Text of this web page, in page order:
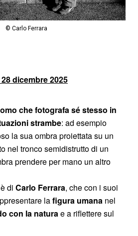
© Carlo Ferrara
dicembre 2025
che fotografa sé stesso in
strambe: ad esempio
la sua ombra proiettata su un
nel tronco semidistrutto di un
prendere per mano un altro
di Carlo Ferrara, che con i suoi
lafigura umana nel
con la naturae a riflettere sul